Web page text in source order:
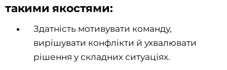
такими якостями:
Здатність мотивувати команду,
вирішувати конфлікти й ухвалювати
рішення у складних ситуаціях.